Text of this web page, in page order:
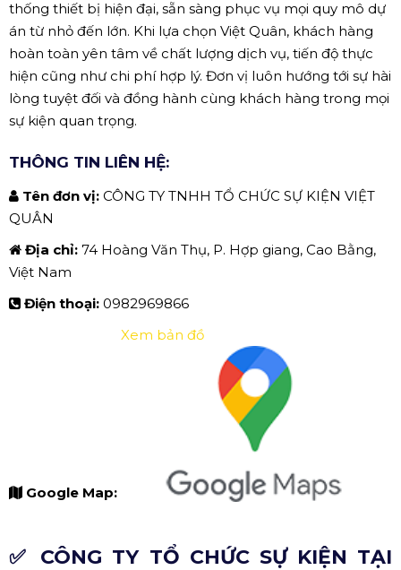
thống thiết bị hiện đại, sẵn sàng phục vụ mọi quy mô dự
án từ nhỏ đến lớn. Khi lựa chọn Việt Quân, khách hàng
hoàn toàn yên tâm về chất lượng dịch vụ, tiến độ thực
hiện cũng như chi phí hợp lý. Đơn vị luôn hướng tới sự hài
lòng tuyệt đối và đồng hành cùng khách hàng trong mọi
sự kiện quan trọng.
THÔNG TIN LIÊN HỆ:
Tên đơn vị: CÔNG TY TNHH TỔ CHỨC SỰ KIỆN VIỆT
QUÂN
Địa chỉ: 74 Hoàng Văn Thụ, P. Hợp giang, Cao Bằng,
Việt Nam
Điện thoại: 0982969866
Google Map:
Xem bản đồ
✅ CÔNG TY TỔ CHỨC SỰ KIỆN TẠI